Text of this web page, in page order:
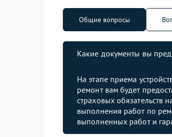
Общие вопросы
Какие документы вы
На этапе приема
ремонт вам будет
страховых обязательств
выполнения работ по
выполненных работ и